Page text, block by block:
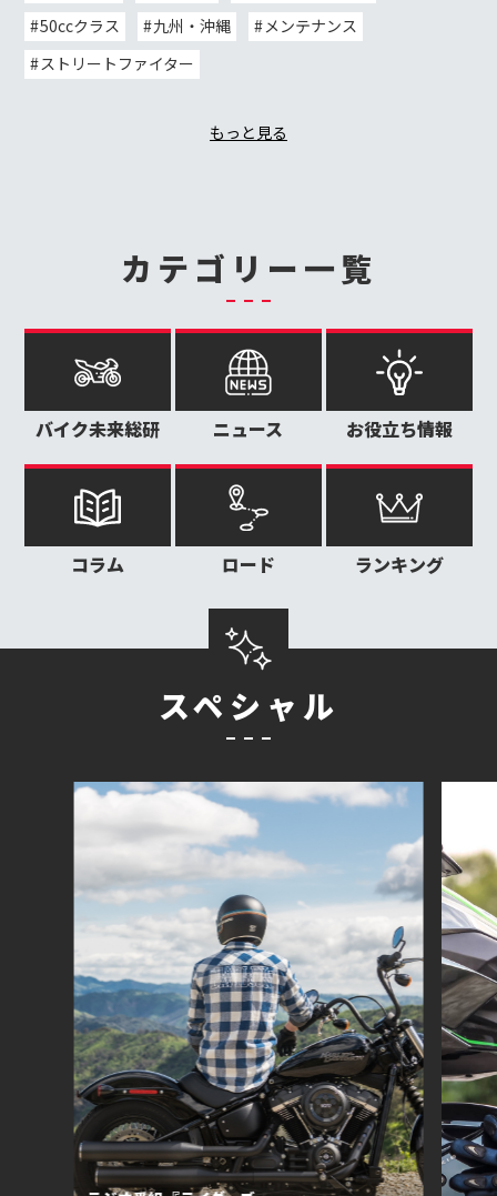
50ccクラス
九州・沖縄
メンテナンス
ストリートファイター
もっと見る
カテゴリー一覧
バイク未来総研 ニュース お役立ち情報
コラム ロード ランキング
スペシャル